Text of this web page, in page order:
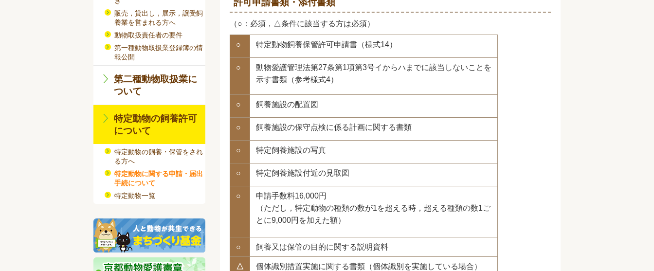
販売，貸出し，展示，譲受飼
養業を営まれる方へ
動物取扱責任者の要件
第一種動物取扱業登録簿の情
報公開
第二種動物取扱業に
ついて
特定動物の飼養許可
について
特定動物の飼養・保管をされ
る方へ
特定動物に関する申請・届出
手続について
特定動物一覧
許可申請書類・添付書類
（○：必須，△条件に該当する方は必須）
○ 特定動物飼養保管許可申請書（様式14）
○
動物愛護管理法第27条第1項第3号イからハまでに該当しないことを
示す書類（参考様式4）
○ 飼養施設の配置図
○ 飼養施設の保守点検に係る計画に関する書類
○ 特定飼養施設の写真
○ 特定飼養施設付近の見取図
○
申請手数料16,000円
（ただし，特定動物の種類の数が1を超える時，超える種類の数1ご
とに9,000円を加えた額）
○ 飼養又は保管の目的に関する説明資料
△ 個体識別措置実施に関する書類（個体識別を実施している場合）